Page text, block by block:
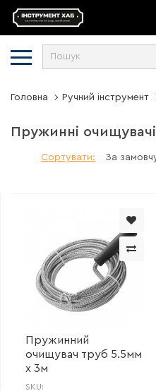
Головна Ручний інструмент
Пружинні очищувачі
Сортувати:
Пружинний
очищувач труб 5.5мм
х 3м
SKU: